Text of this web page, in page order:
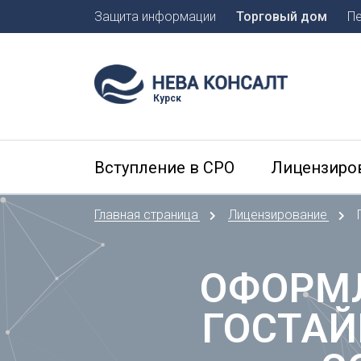
В
Защита информации Торговый дом
Курск
Вступление в СРО
Главная страница Лицензирование